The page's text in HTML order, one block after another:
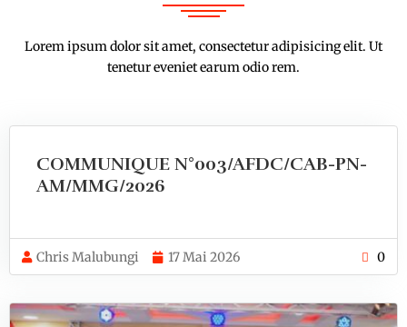
Lorem ipsum dolor sit amet, consectetur adipisicing elit. Ut
tenetur eveniet earum odio rem.
COMMUNIQUE N°003/AFDC/CAB-PN-
AM/MMG/2026
Chris Malubungi 17 Mai 2026 0